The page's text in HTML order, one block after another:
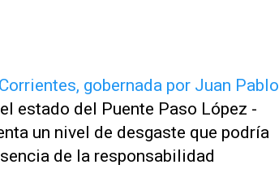
gobernada por Juan Pablo
estado del Puente Paso López -
un nivel de desgaste que podría
de la responsabilidad